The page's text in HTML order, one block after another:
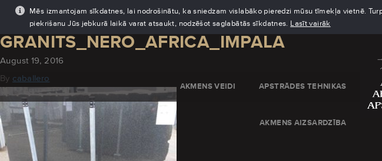
Mēs izmantojam sīkdatnes, lai nodrošinātu, ka sniedzam vislabāko pieredzi mūsu tīmekļa vietnē.
piekrišanu Jūs jebkurā laikā varat atsaukt, nodzēšot saglabātās sīkdatnes. Lasīt vairāk
AKMENS VEIDI APSTRĀDES TEHNIKAS
AKMENS AIZSARDZĪBA
GRANITS_NERO_AFRICA_IMPALA
August 19, 2016
By caballero